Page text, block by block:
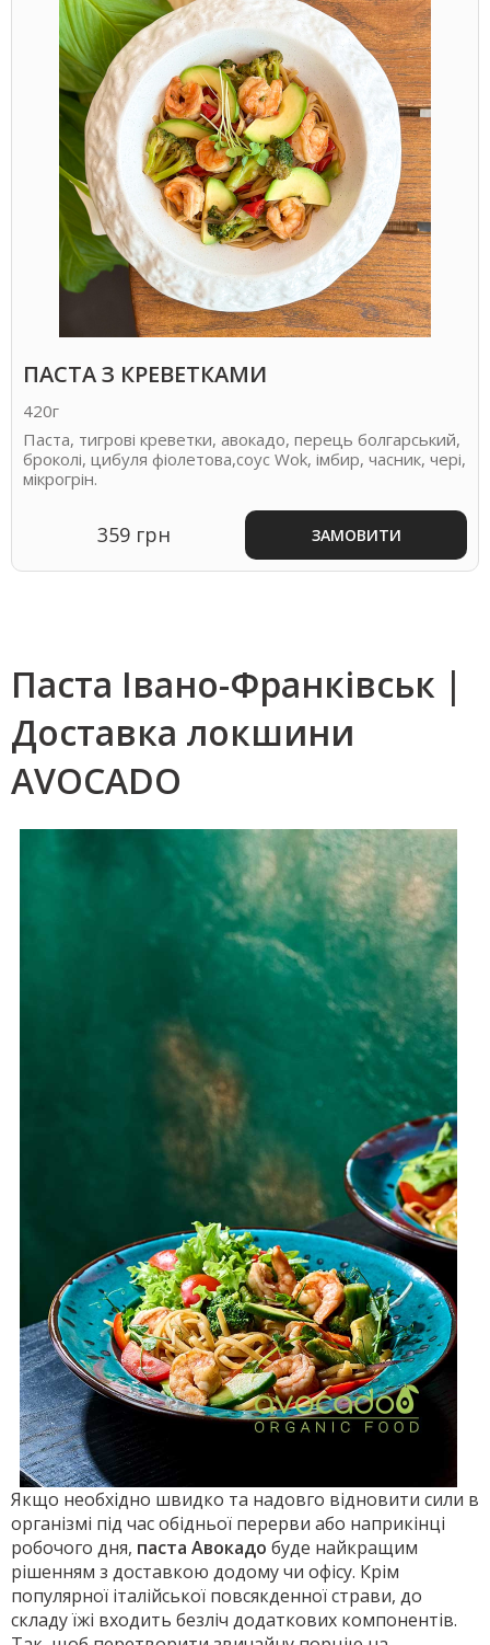
ПАСТА З КРЕВЕТКАМИ
420г
Паста, тигрові креветки, авокадо, перець болгарський,
броколі, цибуля фіолетова,соус Wok, імбир, часник, чері,
мікрогрін.
359 грн ЗАМОВИТИ
Паста Івано-Франківськ |
Доставка локшини
AVOCADO
Якщо необхідно швидко та надовго відновити сили в
організмі під час обідньої перерви або наприкінці
робочого дня, паста Авокадо буде найкращим
рішенням з доставкою додому чи офісу. Крім
популярної італійської повсякденної страви, до
складу їжі входить безліч додаткових компонентів.